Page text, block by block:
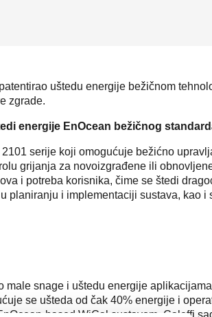
uštedu energije bežičnom
zgrade.
energije EnOcean bežičnog
serije koji omogućuje bežićno
grijanja za novoizgrađene ili
i potreba korisnika, čime se štedi
planiranju i implementaciji sustava, kao i
snage i uštedu energije
se ušteda od čak 40% energije i